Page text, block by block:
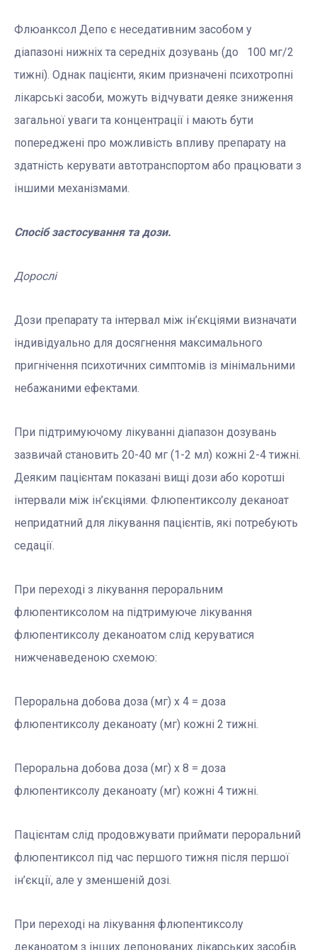
Флюанксол Депо є неседативним засобом у
діапазоні нижніх та середніх дозувань (до 100 мг/2
тижні). Однак пацієнти, яким призначені психотропні
лікарські засоби, можуть відчувати деяке зниження
загальної уваги та концентрації і мають бути
попереджені про можливість впливу препарату на
здатність керувати автотранспортом або працювати з
іншими механізмами.
Спосіб застосування та дози.
Дорослі
Дози препарату та інтервал між ін’єкціями визначати
індивідуально для досягнення максимального
пригнічення психотичних симптомів із мінімальними
небажаними ефектами.
При підтримуючому лікуванні діапазон дозувань
зазвичай становить 20-40 мг (1-2 мл) кожні 2-4 тижні.
Деяким пацієнтам показані вищі дози або коротші
інтервали між ін’єкціями. Флюпентиксолу деканоат
непридатний для лікування пацієнтів, які потребують
седації.
При переході з лікування пероральним
флюпентиксолом на підтримуюче лікування
флюпентиксолу деканоатом слід керуватися
нижченаведеною схемою:
Пероральна добова доза (мг) х 4 = доза
флюпентиксолу деканоату (мг) кожні 2 тижні.
Пероральна добова доза (мг) х 8 = доза
флюпентиксолу деканоату (мг) кожні 4 тижні.
Пацієнтам слід продовжувати приймати пероральний
флюпентиксол під час першого тижня після першої
ін’єкції, але у зменшеній дозі.
При переході на лікування флюпентиксолу
деканоатом з інших депонованих лікарських засобів